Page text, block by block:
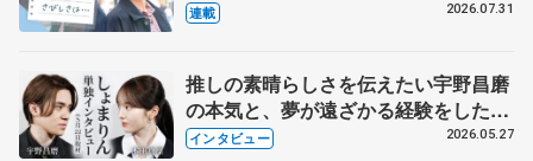
とは 影響あったPIW前キャプテン松
連載 2026.07.31
推しの素晴らしさを伝えたい宇野昌磨
の本気と、夢が遠ざかる経験をした本
田真凜の覚悟
インタビュー 2026.05.27